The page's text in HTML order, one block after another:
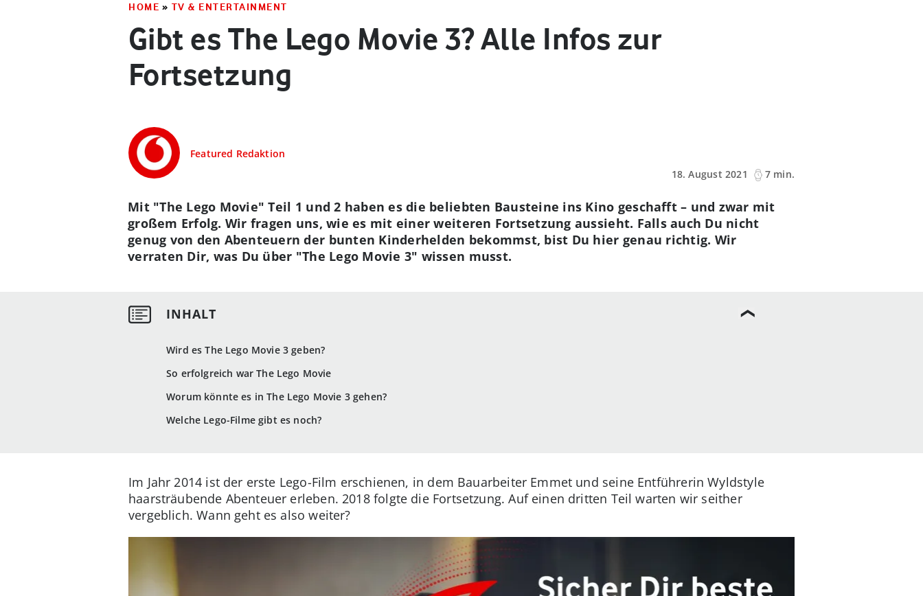
HOME » TV & ENTERTAINMENT
Gibt es The Lego Movie 3? Alle Infos zur
Fortsetzung
Featured Redaktion
18. August 2021
7 min.
Wird es The Lego Movie 3 geben?
So erfolgreich war The Lego Movie
Worum könnte es in The Lego Movie 3 gehen?
Welche Lego-Filme gibt es noch?
Mit "The Lego Movie" Teil 1 und 2 haben es die beliebten Bausteine ins Kino geschafft – und zwar mit
großem Erfolg. Wir fragen uns, wie es mit einer weiteren Fortsetzung aussieht. Falls auch Du nicht
genug von den Abenteuern der bunten Kinderhelden bekommst, bist Du hier genau richtig. Wir
verraten Dir, was Du über "The Lego Movie 3" wissen musst.
Im Jahr 2014 ist der erste Lego-Film erschienen, in dem Bauarbeiter Emmet und seine Entführerin Wyldstyle
haarsträubende Abenteuer erleben. 2018 folgte die Fortsetzung. Auf einen dritten Teil warten wir seither
vergeblich. Wann geht es also weiter?